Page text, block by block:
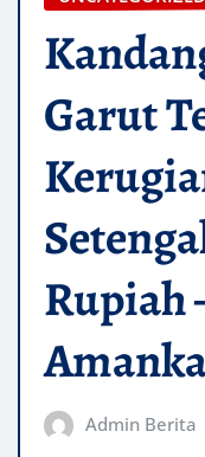
Garut
Rupiah
Admin Berita